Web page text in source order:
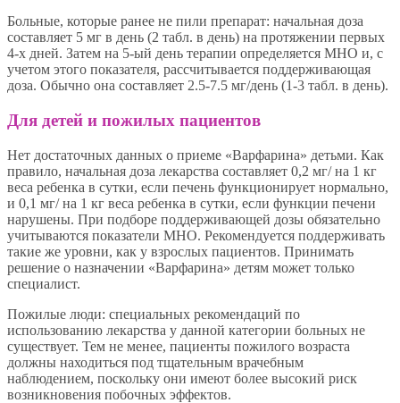
Больные, которые ранее не пили препарат: начальная доза
составляет 5 мг в день (2 табл. в день) на протяжении первых
4-х дней. Затем на 5-ый день терапии определяется MHO и, с
учетом этого показателя, рассчитывается поддерживающая
доза. Обычно она составляет 2.5-7.5 мг/день (1-3 табл. в день).
Для детей и пожилых пациентов
Нет достаточных данных о приеме «Варфарина» детьми. Как
правило, начальная доза лекарства составляет 0,2 мг/ на 1 кг
веса ребенка в сутки, если печень функционирует нормально,
и 0,1 мг/ на 1 кг веса ребенка в сутки, если функции печени
нарушены. При подборе поддерживающей дозы обязательно
учитываются показатели MHO. Рекомендуется поддерживать
такие же уровни, как у взрослых пациентов. Принимать
решение о назначении «Варфарина» детям может только
специалист.
Пожилые люди: специальных рекомендаций по
использованию лекарства у данной категории больных не
существует. Тем не менее, пациенты пожилого возраста
должны находиться под тщательным врачебным
наблюдением, поскольку они имеют более высокий риск
возникновения побочных эффектов.